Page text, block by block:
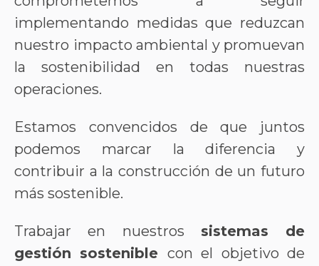
implementando medidas que reduzcan
nuestro impacto ambiental y promuevan
la sostenibilidad en todas nuestras
operaciones.
Estamos convencidos de que juntos
podemos marcar la diferencia y
contribuir a la construcción de un futuro
más sostenible.
Trabajar en nuestros sistemas de
gestión sostenible con el objetivo de